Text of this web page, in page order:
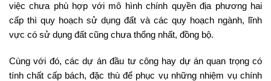
việc chưa phù hợp với mô hình chính quyền địa phương hai
cấp thì quy hoạch sử dụng đất và các quy hoạch ngành, lĩnh
vực có sử dụng đất cũng chưa thống nhất, đồng bộ.
Cùng với đó, các dự án đầu tư công hay dự án quan trọng có
tính chất cấp bách, đặc thù để phục vụ những nhiệm vụ chính